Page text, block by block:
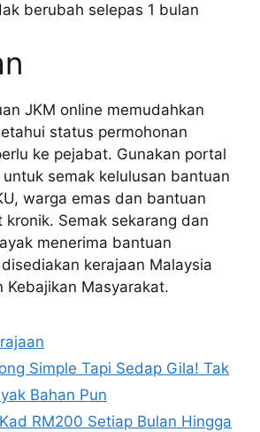
berubah selepas 1 bulan
JKM online memudahkan
status permohonan
ke pejabat. Gunakan portal
untuk semak kelulusan bantuan
warga emas dan bantuan
kronik. Semak sekarang dan
menerima bantuan
kerajaan Malaysia
Kebajikan Masyarakat.
Simple Tapi Sedap Gila! Tak
Bahan Pun
RM200 Setiap Bulan Hingga